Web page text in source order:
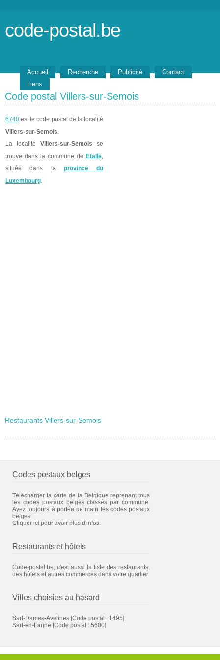
code-postal.be
Accueil Recherche Publicité
Contact
Liens
Code postal Villers-sur-Semois
6740 est le code postal de la localité
Villers-sur-Semois.
La localité Villers-sur-Semois se
trouve dans la commune de Etalle,
située dans la province du
Luxembourg.
Restaurants Villers-sur-Semois
Codes postaux belges
Télécharger la carte de la Belgique reprenant tous
les codes postaux belges classés par commune.
Ayez toujours à portée de main les codes postaux
belges.
Cliquer ici pour avoir plus d'infos.
Restaurants et hôtels
Code-postal.be, c'est aussi la liste des restaurants,
des hôtels et autres commerces dans votre quartier.
Villes choisies au hasard
Sart-Dames-Avelines [Code postal : 1495]
Sart-en-Fagne [Code postal : 5600]